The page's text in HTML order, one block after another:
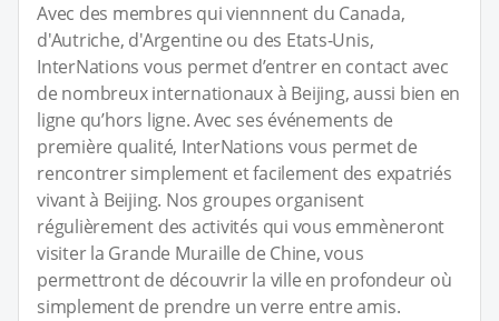
Avec des membres qui viennnent du Canada,
d'Autriche, d'Argentine ou des Etats-Unis,
InterNations vous permet d’entrer en contact avec
de nombreux internationaux à Beijing, aussi bien en
ligne qu’hors ligne. Avec ses événements de
première qualité, InterNations vous permet de
rencontrer simplement et facilement des expatriés
vivant à Beijing. Nos groupes organisent
régulièrement des activités qui vous emmèneront
visiter la Grande Muraille de Chine, vous
permettront de découvrir la ville en profondeur où
simplement de prendre un verre entre amis.